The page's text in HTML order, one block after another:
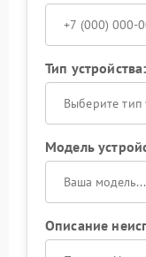
Тип устройства:
Выберите тип
Модель
Описание